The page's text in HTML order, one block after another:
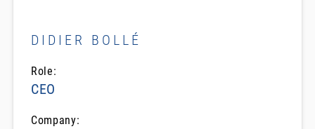
DIDIER BOLLÉ
Role:
CEO
Company: